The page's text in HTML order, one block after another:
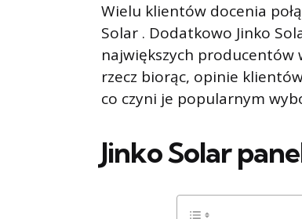
Wielu klientów docenia
Solar . Dodatkowo Jinko
największych producentów
rzecz biorąc, opinie
co czyni je popularnym
Jinko Solar